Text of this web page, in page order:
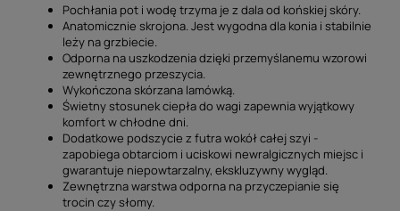
Pochłania pot i wodę trzyma je z dala od końskiej skóry.
Anatomicznie skrojona. Jest wygodna dla konia i stabilnie
leży na grzbiecie.
Odporna na uszkodzenia dzięki przemyślanemu wzorowi
zewnętrznego przeszycia.
Wykończona skórzana lamówką.
Świetny stosunek ciepła do wagi zapewnia wyjątkowy
komfort w chłodne dni.
Dodatkowe podszycie z futra wokół całej szyi -
zapobiega obtarciom i uciskowi newralgicznych miejsc i
gwarantuje niepowtarzalny, ekskluzywny wygląd.
Zewnętrzna warstwa odporna na przyczepianie się
trocin czy słomy.